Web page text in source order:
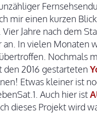
mir einen kurzen
Vier Jahre nach dem
an. In vielen Monaten
Nochmals
den 2016 gestarteten
Etwas kleiner ist
Auch hier ist
dieses Projekt wird